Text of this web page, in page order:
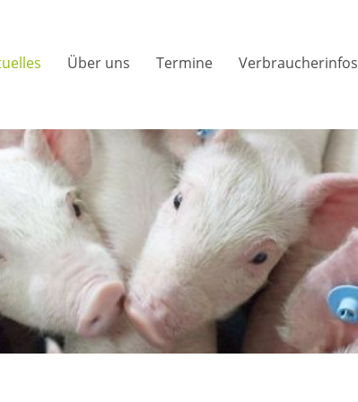
Über uns Termine Verbraucherinfos